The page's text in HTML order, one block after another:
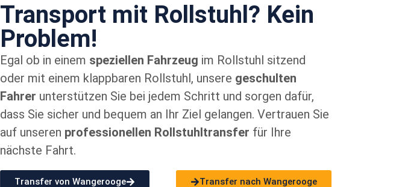
Transport mit Rollstuhl? Kein
Problem!
Egal ob in einem speziellen Fahrzeug im Rollstuhl sitzend
oder mit einem klappbaren Rollstuhl, unsere geschulten
Fahrer unterstützen Sie bei jedem Schritt und sorgen dafür,
dass Sie sicher und bequem an Ihr Ziel gelangen. Vertrauen Sie
auf unseren professionellen Rollstuhltransfer für Ihre
nächste Fahrt.
Transfer von Wangerooge Transfer nach Wangerooge